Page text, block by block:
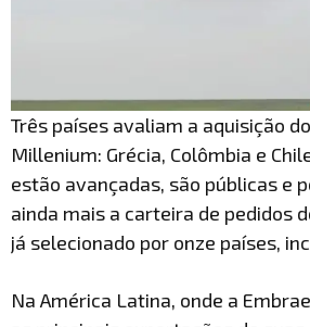
Três países avaliam a aquisição
Millenium: Grécia, Colômbia e
estão avançadas, são públicas e
ainda mais a carteira de pedidos
já selecionado por onze países,
Na América Latina, onde a